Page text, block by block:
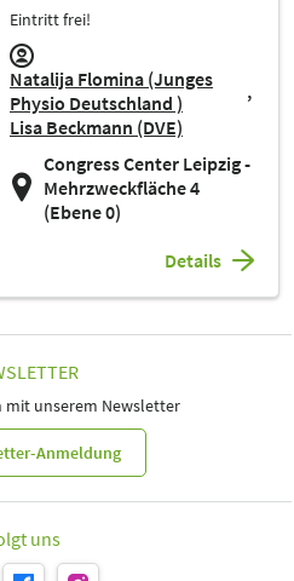
Eintritt frei!
Natalija Flomina (Junges
Physio Deutschland )
Lisa Beckmann (DVE)
Congress Center Leipzig -
Mehrzweckfläche 4
(Ebene 0)
Details
mit unserem Newsletter
Anmeldung
uns